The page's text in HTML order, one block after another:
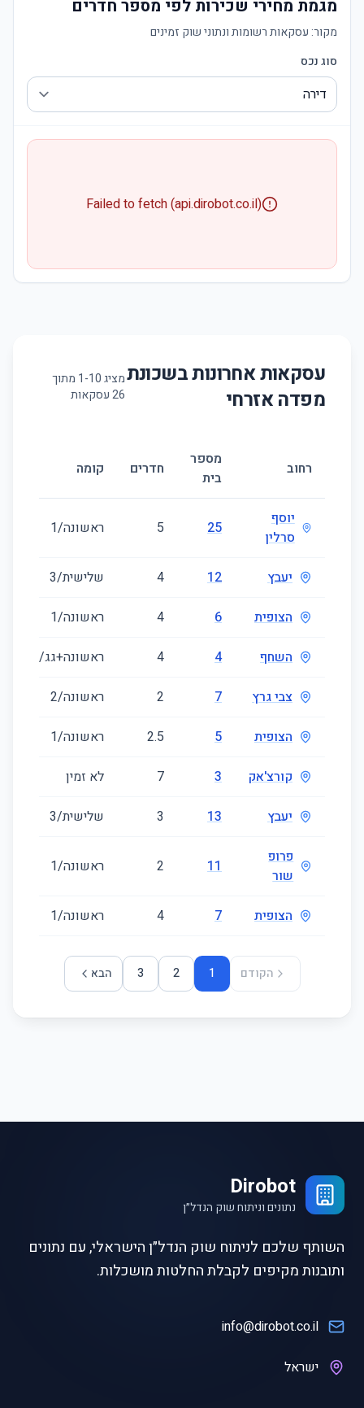
מגמת מחירי שכירות לפי מספר חדרים
מקור: עסקאות רשומות ונתוני שוק זמינים
סוג נכס
Failed to fetch (api.dirobot.co.il)
עסקאות אחרונות בשכונת
מפדה אזרחי
מציג 1-10
מתוך
26עסקאות
רחוב
מספר
בית
חדרים קומה
יוסף
סרלין
25
5 ראשונה/1
יעבץ 12
4 שלישית/3
הצופית 6
4 ראשונה/1
השחף 4
4 ראשונה+גג/2
צבי גרץ 7
2 ראשונה/2
הצופית 5
2.5 ראשונה/1
קורצ'אק 3
7 לא זמין
יעבץ 13
3 שלישית/3
פרופ
שור
11
2 ראשונה/1
הצופית 7
4 ראשונה/1
הקודם 1
2
3 הבא
Dirobot
נתונים וניתוח שוק הנדל״ן
השותף שלכם לניתוח שוק הנדל״ן הישראלי, עם נתונים
ותובנות מקיפים לקבלת החלטות מושכלות.
info@dirobot.co.il
ישראל